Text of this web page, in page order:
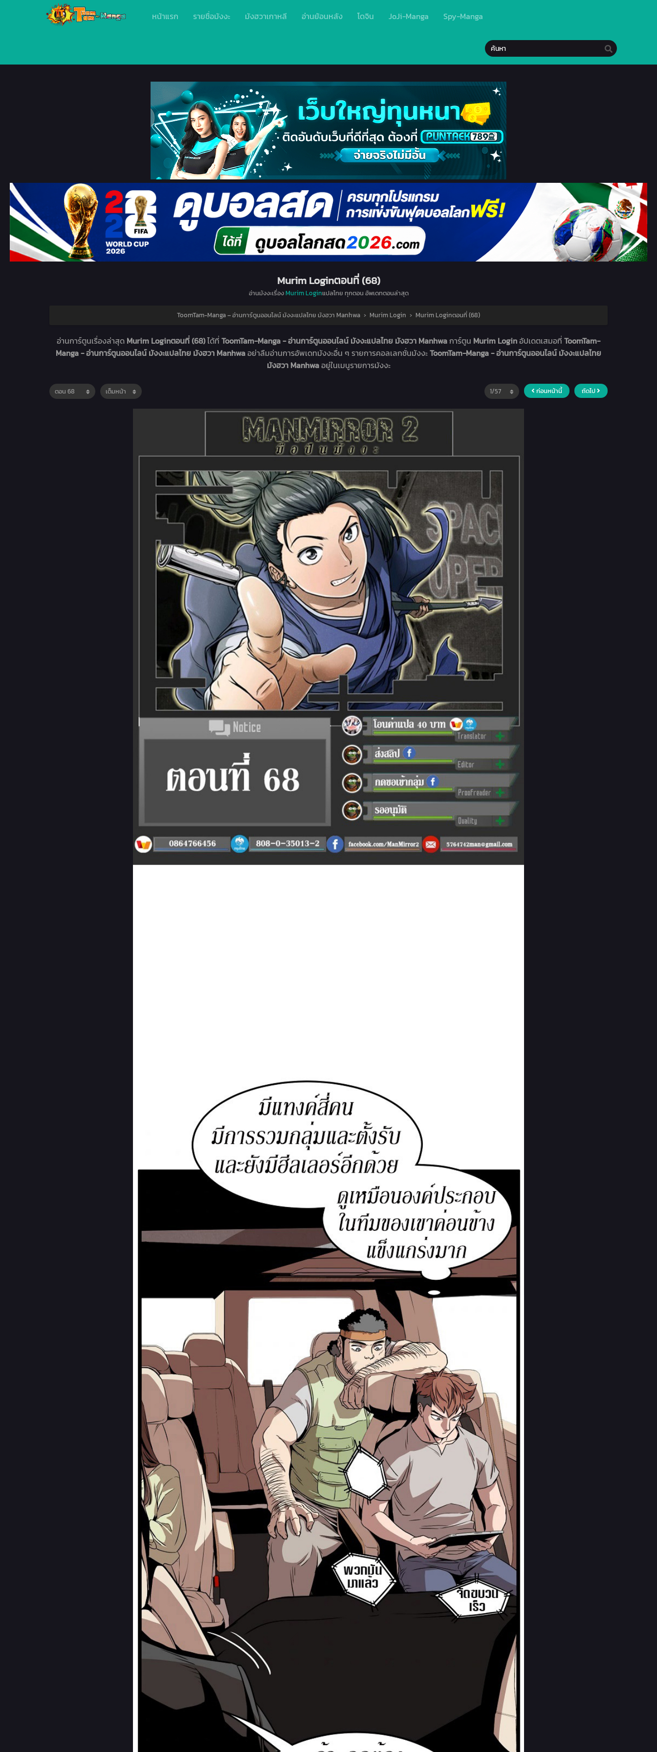
หน้าแรก รายชื่อมังงะ มังฮวาเกาหลี อ่านย้อนหลัง โดจิน JoJi-Manga Spy-Manga
Murim Loginตอนที่ (68)
อ่านมังงะเรื่องMurim Loginแปลไทย ทุกตอน อัพเดทตอนล่าสุด
ToomTam-Manga – อ่านการ์ตูนออนไลน์ มังงะแปลไทย มังฮวา Manhwa › Murim Login › Murim Loginตอนที่ (68)
อ่านการ์ตูนเรื่องล่าสุด Murim Loginตอนที่ (68)ได้ที่ ToomTam-Manga - อ่านการ์ตูนออนไลน์ มังงะแปลไทย มังฮวา Manhwaการ์ตูน Murim Loginอัปเดตเสมอที่ ToomTam-
Manga - อ่านการ์ตูนออนไลน์ มังงะแปลไทย มังฮวา Manhwaอย่าลืมอ่านการอัพเดทมังงะอื่น ๆ รายการคอลเลกชั่นมังงะToomTam-Manga - อ่านการ์ตูนออนไลน์ มังงะแปลไทย
มังฮวา Manhwaอยู่ในเมนูรายการมังงะ
ก่อนหน้านี้ ถัดไป